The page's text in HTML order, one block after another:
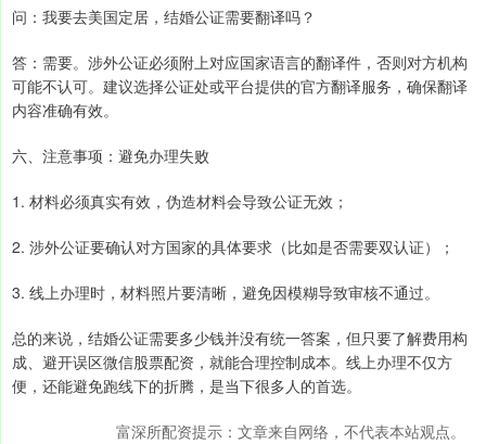
问：我要去美国定居，结婚公证需要翻译吗？
答：需要。涉外公证必须附上对应国家语言的翻译件，否则对方机构
可能不认可。建议选择公证处或平台提供的官方翻译服务，确保翻译
内容准确有效。
六、注意事项：避免办理失败
1. 材料必须真实有效，伪造材料会导致公证无效；
2. 涉外公证要确认对方国家的具体要求（比如是否需要双认证）；
3. 线上办理时，材料照片要清晰，避免因模糊导致审核不通过。
总的来说，结婚公证需要多少钱并没有统一答案，但只要了解费用构
成、避开误区微信股票配资，就能合理控制成本。线上办理不仅方
便，还能避免跑线下的折腾，是当下很多人的首选。
富深所配资提示：文章来自网络，不代表本站观点。